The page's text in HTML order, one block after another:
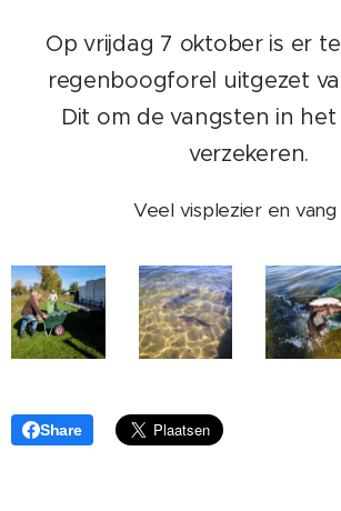
Op vrijdag 7 oktober is er
regenboogforel uitgezet
Dit om de vangsten in
verzekeren.
Veel visplezier en
Share